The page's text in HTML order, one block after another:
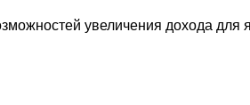
увеличения дохода для